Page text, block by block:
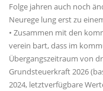
Folge jahren auch noch
Neurege lung erst zu
• Zusammen mit den
verein bart, dass im
Übergangszeitraum von
Grundsteuerkraft 2026
2024, letztverfügbare